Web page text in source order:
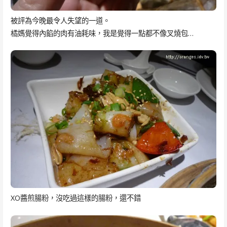
被評為今晚最令人失望的一道。
橘媽覺得內餡的肉有油耗味，我是覺得一點都不像叉燒包…
XO醬煎腸粉，沒吃過這樣的腸粉，還不錯